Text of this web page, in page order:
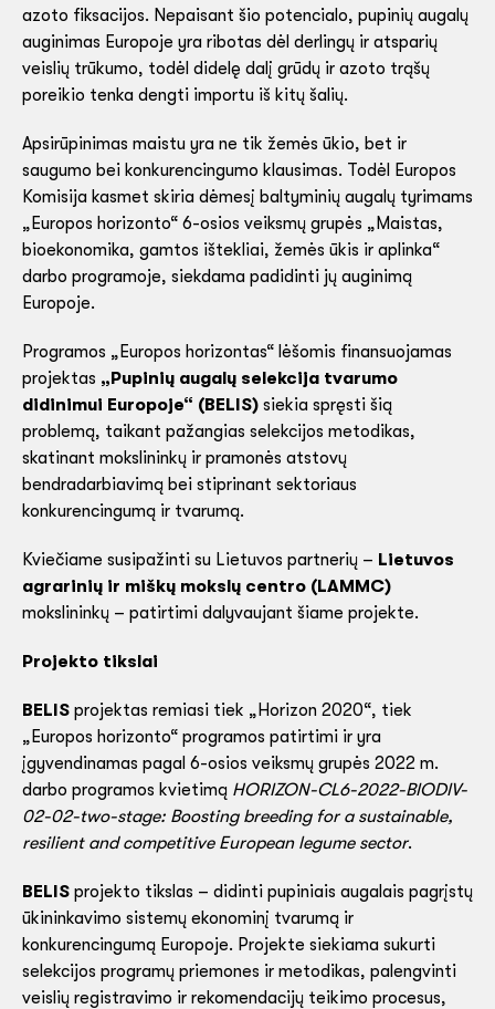
azoto fiksacijos. Nepaisant šio potencialo, pupinių augalų
auginimas Europoje yra ribotas dėl derlingų ir atsparių
veislių trūkumo, todėl didelę dalį grūdų ir azoto trąšų
poreikio tenka dengti importu iš kitų šalių.
Apsirūpinimas maistu yra ne tik žemės ūkio, bet ir
saugumo bei konkurencingumo klausimas. Todėl Europos
Komisija kasmet skiria dėmesį baltyminių augalų tyrimams
„Europos horizonto“ 6-osios veiksmų grupės „Maistas,
bioekonomika, gamtos ištekliai, žemės ūkis ir aplinka“
darbo programoje, siekdama padidinti jų auginimą
Europoje.
Programos „Europos horizontas“ lėšomis finansuojamas
projektas „Pupinių augalų selekcija tvarumo
didinimui Europoje“ (BELIS) siekia spręsti šią
problemą, taikant pažangias selekcijos metodikas,
skatinant mokslininkų ir pramonės atstovų
bendradarbiavimą bei stiprinant sektoriaus
konkurencingumą ir tvarumą.
Kviečiame susipažinti su Lietuvos partnerių – Lietuvos
agrarinių ir miškų mokslų centro (LAMMC)
mokslininkų – patirtimi dalyvaujant šiame projekte.
Projekto tikslai
BELIS projektas remiasi tiek „Horizon 2020“, tiek
„Europos horizonto“ programos patirtimi ir yra
įgyvendinamas pagal 6-osios veiksmų grupės 2022 m.
darbo programos kvietimą HORIZON-CL6-2022-BIODIV-
02-02-two-stage: Boosting breeding for a sustainable,
resilient and competitive European legume sector.
BELIS projekto tikslas – didinti pupiniais augalais pagrįstų
ūkininkavimo sistemų ekonominį tvarumą ir
konkurencingumą Europoje. Projekte siekiama sukurti
selekcijos programų priemones ir metodikas, palengvinti
veislių registravimo ir rekomendacijų teikimo procesus,